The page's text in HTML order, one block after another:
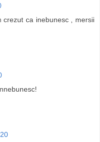
ca inebunesc , mersii